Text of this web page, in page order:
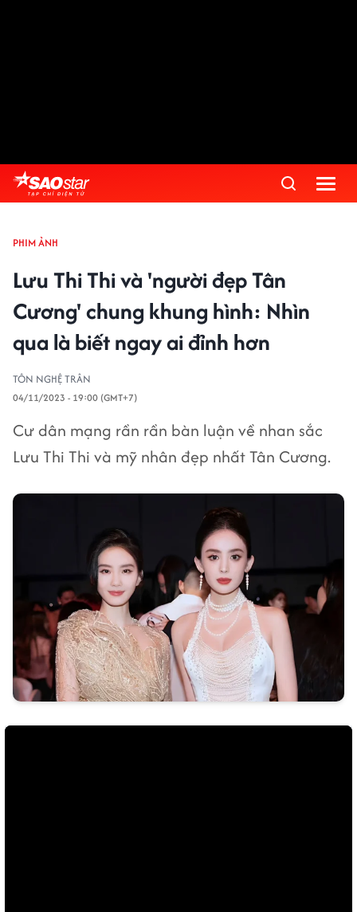
PHIM ẢNH
Lưu Thi Thi và 'người đẹp Tân
Cương' chung khung hình: Nhìn
qua là biết ngay ai đỉnh hơn
TÔN NGHỆ TRÂN
04/11/2023 - 19:00 (GMT+7)
Cư dân mạng rần rần bàn luận về nhan sắc
Lưu Thi Thi và mỹ nhân đẹp nhất Tân Cương.